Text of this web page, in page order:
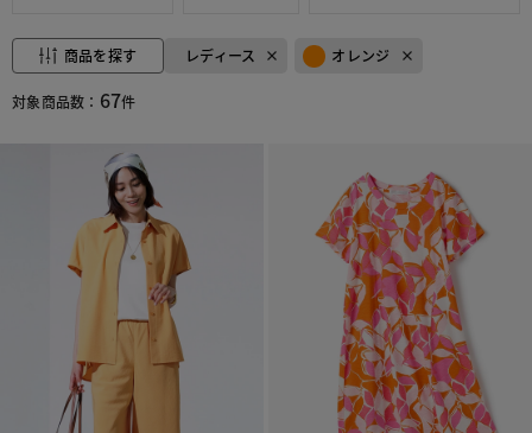
商品を探す レディース オレンジ
対象商品数： 67件